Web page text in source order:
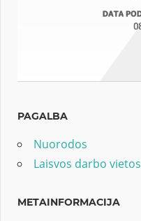
PAGALBA
Nuorodos
Laisvos darbo vietos
METAINFORMACIJA